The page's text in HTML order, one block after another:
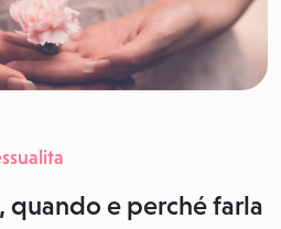
quando e perché farla